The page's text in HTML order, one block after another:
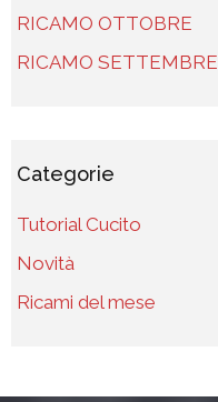
RICAMO OTTOBRE
RICAMO SETTEMBRE
Categorie
Tutorial Cucito
Novità
Ricami del mese